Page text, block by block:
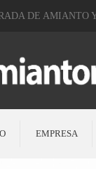
DE AMIANTO
EMPRESA